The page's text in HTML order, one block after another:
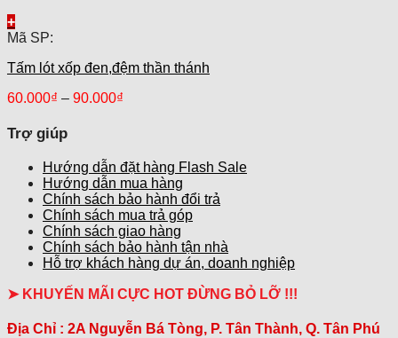
+
Mã SP:
Tấm lót xốp đen,đệm thần thánh
60.000₫ – 90.000₫
Trợ giúp
Hướng dẫn đặt hàng Flash Sale
Hướng dẫn mua hàng
Chính sách bảo hành đổi trả
Chính sách mua trả góp
Chính sách giao hàng
Chính sách bảo hành tận nhà
Hỗ trợ khách hàng dự án, doanh nghiệp
➤ KHUYẾN MÃI CỰC HOT ĐỪNG BỎ LỠ !!!
Địa Chỉ : 2A Nguyễn Bá Tòng, P. Tân Thành, Q. Tân Phú